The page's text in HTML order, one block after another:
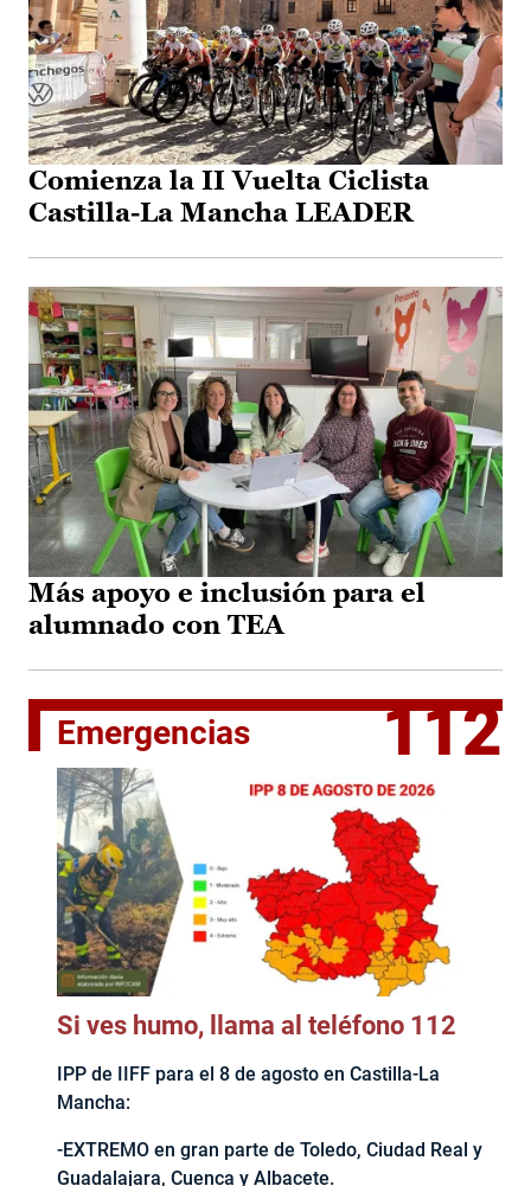
Comienza la II Vuelta Ciclista
Castilla-La Mancha LEADER
Más apoyo e inclusión para el
alumnado con TEA
Emergencias 112
Si ves humo, llama al teléfono 112
IPP de IIFF para el 8 de agosto en Castilla-La
Mancha:
-EXTREMO en gran parte de Toledo, Ciudad Real y
Guadalajara, Cuenca y Albacete.